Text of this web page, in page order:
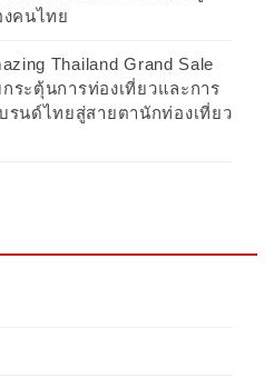
คนไทย
Thailand Grand Sale
ระตุ้นการท่องเที่ยวและการ
นด์ไทยสู่สายตานักท่องเที่ยว